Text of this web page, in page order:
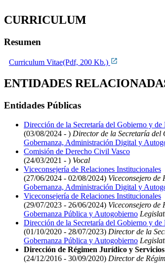
CURRICULUM
Resumen
Curriculum Vitae(Pdf, 200 Kb.)
ENTIDADES
Entidades Públicas
Dirección de la Secretaría del Gobierno y de
(03/08/2024 - ) Director de la Secretaría del
Gobernanza, Administración Digital y
Comisión de Derecho Civil Vasco
(24/03/2021 - ) Vocal
Viceconsejería de Relaciones Institucionales
(27/06/2024 - 02/08/2024) Viceconsejero de
Gobernanza, Administración Digital y
Viceconsejería de Relaciones Institucionales
(29/07/2023 - 26/06/2024) Viceconsejero de
Gobernanza Pública y Autogobierno
Dirección de la Secretaría del Gobierno y de
(01/10/2020 - 28/07/2023) Director de la
Gobernanza Pública y Autogobierno
Dirección de Régimen Jurídico y
(24/12/2016 - 30/09/2020) Director de